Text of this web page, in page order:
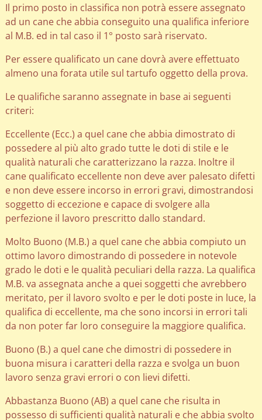
Il primo posto in classifica non potrà essere assegnato
ad un cane che abbia conseguito una qualifica inferiore
al M.B. ed in tal caso il 1° posto sarà riservato.
Per essere qualificato un cane dovrà avere effettuato
almeno una forata utile sul tartufo oggetto della prova.
Le qualifiche saranno assegnate in base ai seguenti
criteri:
Eccellente (Ecc.) a quel cane che abbia dimostrato di
possedere al più alto grado tutte le doti di stile e le
qualità naturali che caratterizzano la razza. Inoltre il
cane qualificato eccellente non deve aver palesato difetti
e non deve essere incorso in errori gravi, dimostrandosi
soggetto di eccezione e capace di svolgere alla
perfezione il lavoro prescritto dallo standard.
Molto Buono (M.B.) a quel cane che abbia compiuto un
ottimo lavoro dimostrando di possedere in notevole
grado le doti e le qualità peculiari della razza. La qualifica
M.B. va assegnata anche a quei soggetti che avrebbero
meritato, per il lavoro svolto e per le doti poste in luce, la
qualifica di eccellente, ma che sono incorsi in errori tali
da non poter far loro conseguire la maggiore qualifica.
Buono (B.) a quel cane che dimostri di possedere in
buona misura i caratteri della razza e svolga un buon
lavoro senza gravi errori o con lievi difetti.
Abbastanza Buono (AB) a quel cane che risulta in
possesso di sufficienti qualità naturali e che abbia svolto